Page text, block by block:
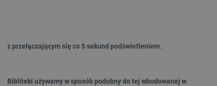
z przełączającym się co 5 sekund podświetleniem.
Bibliteki używamy w sposób podobny do tej wbudowanej w